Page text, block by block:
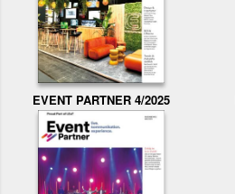
EVENT PARTNER 4/2025